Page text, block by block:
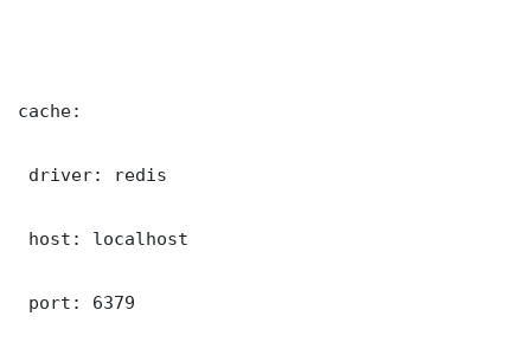
cache:
driver: redis
host: localhost
port: 6379